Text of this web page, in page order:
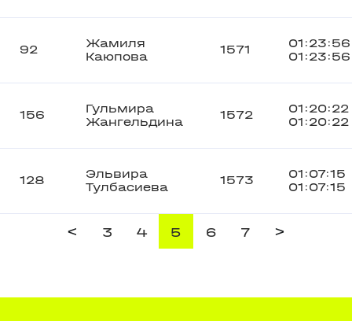
92
Жамиля
Каюпова
1571
01:23:56
01:23:56
156
Гульмира
Жангельдина
1572
01:20:22
01:20:22
128
Эльвира
Тулбасиева
1573
01:07:15
01:07:15
< 3 4 5 6 7 >